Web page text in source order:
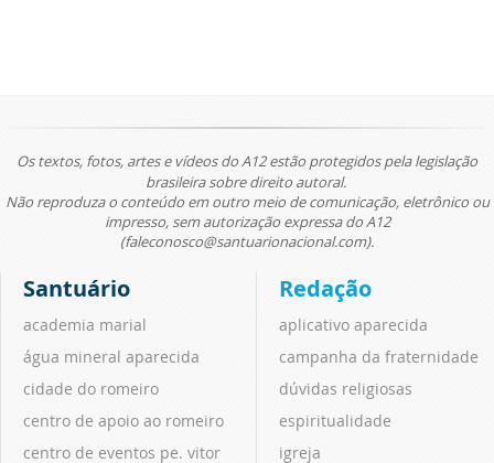
Os textos, fotos, artes e vídeos do A12 estão protegidos pela legislação
brasileira sobre direito autoral.
Não reproduza o conteúdo em outro meio de comunicação, eletrônico ou
impresso, sem autorização expressa do A12
(faleconosco@santuarionacional.com).
Santuário
academia marial
água mineral aparecida
cidade do romeiro
centro de apoio ao romeiro
centro de eventos pe. vitor
Redação
aplicativo aparecida
campanha da fraternidade
dúvidas religiosas
espiritualidade
igreja